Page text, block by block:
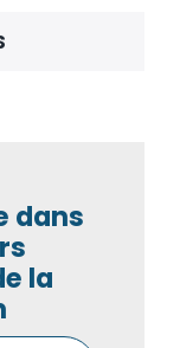
dans
la